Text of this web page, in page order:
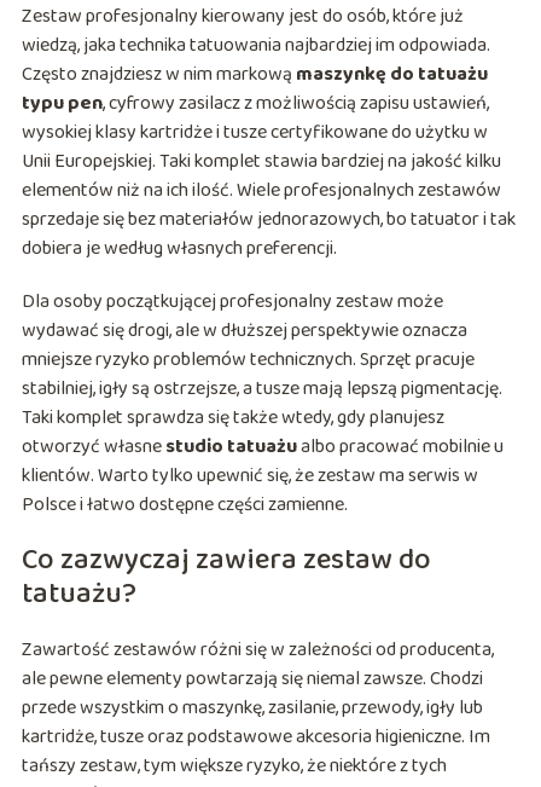
Zestaw profesjonalny kierowany jest do osób, które już
wiedzą, jaka technika tatuowania najbardziej im odpowiada.
Często znajdziesz w nim markową maszynkę do tatuażu
typu pen, cyfrowy zasilacz z możliwością zapisu ustawień,
wysokiej klasy kartridże i tusze certyfikowane do użytku w
Unii Europejskiej. Taki komplet stawia bardziej na jakość kilku
elementów niż na ich ilość. Wiele profesjonalnych zestawów
sprzedaje się bez materiałów jednorazowych, bo tatuator i tak
dobiera je według własnych preferencji.
Dla osoby początkującej profesjonalny zestaw może
wydawać się drogi, ale w dłuższej perspektywie oznacza
mniejsze ryzyko problemów technicznych. Sprzęt pracuje
stabilniej, igły są ostrzejsze, a tusze mają lepszą pigmentację.
Taki komplet sprawdza się także wtedy, gdy planujesz
otworzyć własnestudio tatuażualbo pracować mobilnie u
klientów. Warto tylko upewnić się, że zestaw ma serwis w
Polsce i łatwo dostępne części zamienne.
Co zazwyczaj zawiera zestaw do
tatuażu?
Zawartość zestawów różni się w zależności od producenta,
ale pewne elementy powtarzają się niemal zawsze. Chodzi
przede wszystkim o maszynkę, zasilanie, przewody, igły lub
kartridże, tusze oraz podstawowe akcesoria higieniczne. Im
tańszy zestaw, tym większe ryzyko, że niektóre z tych